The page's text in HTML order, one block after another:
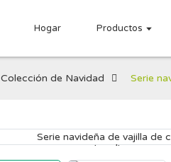
Hogar Productos
Colección de Navidad Serie
Loading...
Loading...